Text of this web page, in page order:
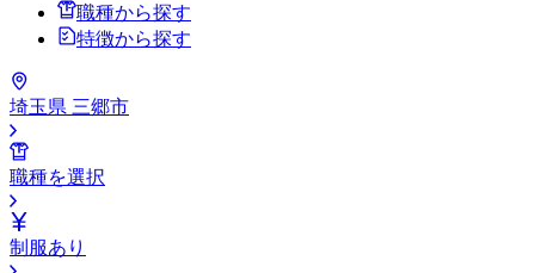
職種から探す
特徴から探す
埼玉県 三郷市
職種を選択
制服あり